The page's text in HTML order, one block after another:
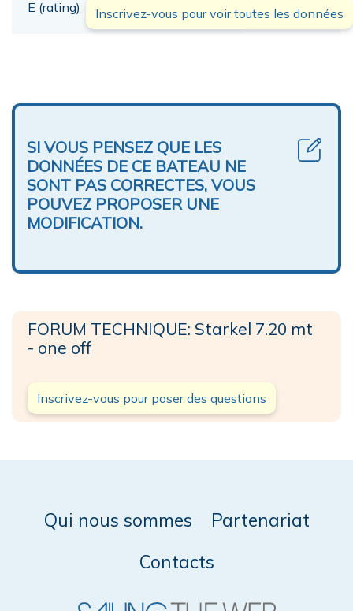
E (rating) 00,00
Inscrivez-vous pour voir toutes les données
SI VOUS PENSEZ QUE LES
DONNÉES DE CE BATEAU NE
SONT PAS CORRECTES, VOUS
POUVEZ PROPOSER UNE
MODIFICATION.
FORUM TECHNIQUE: Starkel 7.20 mt
- one off
Inscrivez-vous pour poser des questions
Qui nous sommes
Partenariat
Contacts